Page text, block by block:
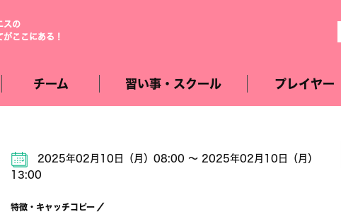
スの
がここにある！
チーム 習い事・スクール プレイヤー
2025年02月10日（月）08:00 〜 2025年02月10日（月）
13:00
特徴・キャッチコピー ／